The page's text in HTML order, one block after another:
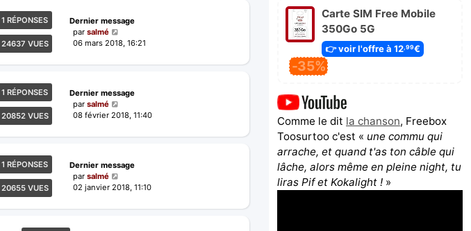
1 RÉPONSES
24637 VUES
Dernier message
par salmé
06 mars 2018, 16:21
1 RÉPONSES
20852 VUES
Dernier message
par salmé
08 février 2018, 11:40
1 RÉPONSES
20655 VUES
Dernier message
par salmé
02 janvier 2018, 11:10
Carte SIM Free Mobile
350Go 5G
👉 voir l'offre à 12,99€
-35%
Comme le dit la chanson, Freebox
Toosurtoo c'est « une commu qui
arrache, et quand t'as ton câble qui
lâche, alors même en pleine night, tu
liras Pif et Kokalight ! »